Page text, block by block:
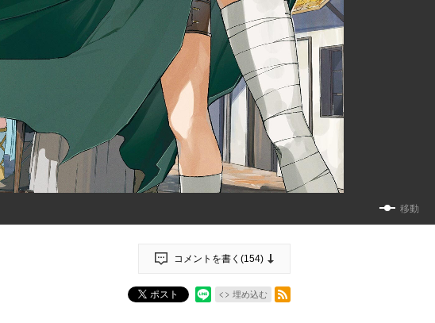
移動
コメントを書く(154)
ポスト 埋め込む